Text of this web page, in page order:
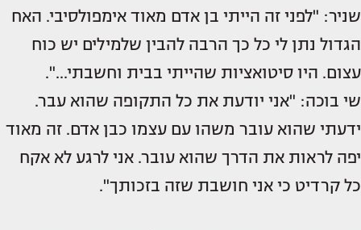
שניר: "לפני זה הייתי בן אדם מאוד אימפולסיבי. האח
הגדול נתן לי כל כך הרבה להבין שלמילים יש כוח
עצום. היו סיטואציות שהייתי בבית וחשבתי...".
שי בוכה: "אני יודעת את כל התקופה שהוא עבר.
ידעתי שהוא עובר משהו עם עצמו כבן אדם. זה מאוד
יפה לראות את הדרך שהוא עובר. אני לרגע לא אקח
כל קרדיט כי אני חושבת שזה בזכותך".